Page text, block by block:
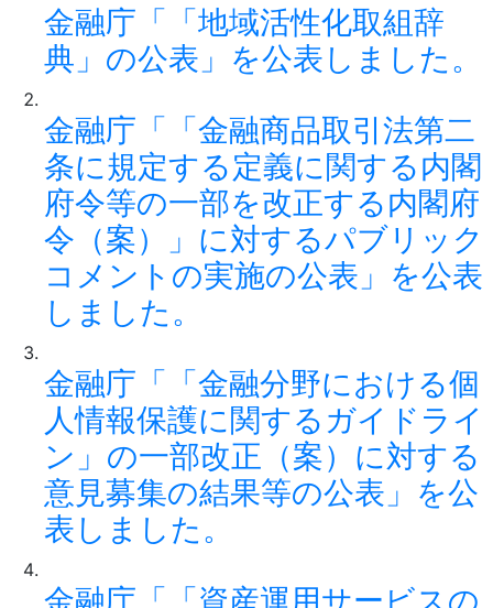
金融庁「「地域活性化取組辞
典」の公表」を公表しました。
金融庁「「金融商品取引法第二
条に規定する定義に関する内閣
府令等の一部を改正する内閣府
令（案）」に対するパブリック
コメントの実施の公表」を公表
しました。
金融庁「「金融分野における個
人情報保護に関するガイドライ
ン」の一部改正（案）に対する
意見募集の結果等の公表」を公
表しました。